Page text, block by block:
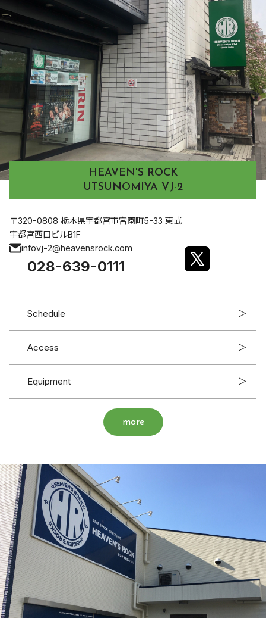
HEAVEN'S ROCK
UTSUNOMIYA VJ-2
〒320-0808 栃木県宇都宮市宮園町5-33 東武
宇都宮西口ビルB1F
infovj-2@heavensrock.com
028-639-0111
Schedule ＞
Access ＞
Equipment ＞
more